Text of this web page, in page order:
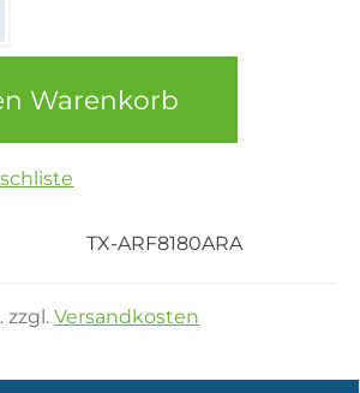
Warenkorb
TX-ARF8180ARA
zzgl.Versandkosten